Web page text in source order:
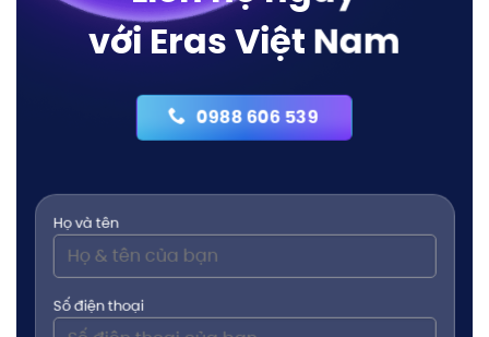
với Eras Việt Nam
0988 606 539
Họ và tên
Số điện thoại